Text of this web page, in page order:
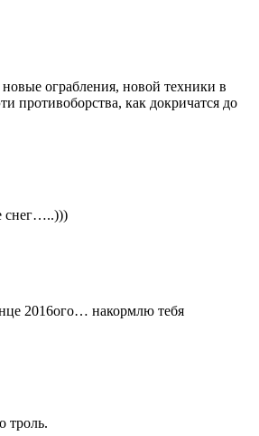
новые ограбления, новой техники в
противоборства, как докричатся до
снег…..)))
2016ого… накормлю тебя
троль.